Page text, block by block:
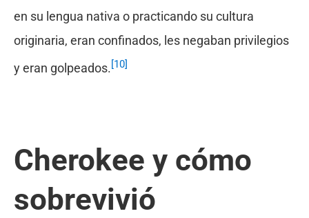
en su lengua nativa o practicando su cultura
originaria, eran confinados, les negaban privilegios
y eran golpeados.[10]
Cherokee y cómo
sobrevivió